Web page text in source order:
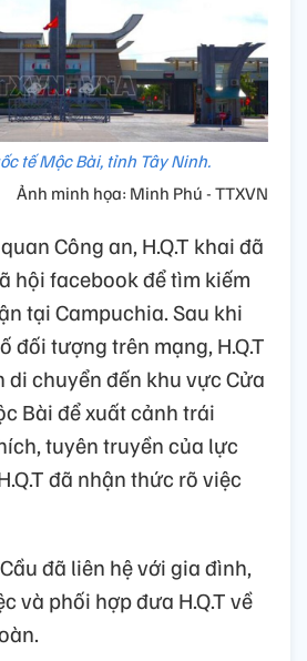
tế Mộc Bài, tỉnh Tây Ninh.
Ảnh minh họa: Minh Phú - TTXVN
Công an, H.Q.T khai đã
hội facebook để tìm kiếm
tại Campuchia. Sau khi
đối tượng trên mạng, H.Q.T
chuyển đến khu vực Cửa
Bài để xuất cảnh trái
tuyên truyền của lực
đã nhận thức rõ việc
đã liên hệ với gia đình,
và phối hợp đưa H.Q.T về